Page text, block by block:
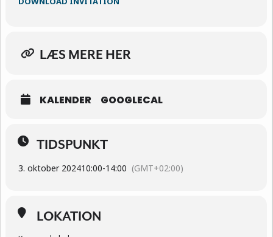
LÆS MERE HER
KALENDER GOOGLECAL
TIDSPUNKT
3. oktober 202410:00-14:00 (GMT+02:00)
LOKATION